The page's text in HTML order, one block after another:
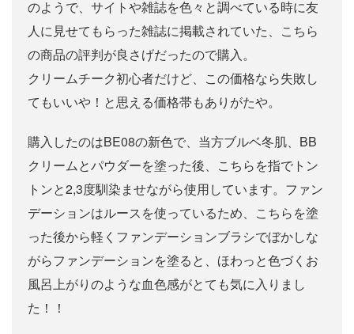
のようで、サイトや雑誌を色々と調べている時に友
人に見せてもらった雑誌に掲載されていた、こちら
の商品の評判が良さげだったので購入。
クリームチーク初心者だけど、この価格なら失敗し
てもいいや！と思える価格帯もありがたや。
購入したのはBE08の新色で、当方ブルベ冬肌、BB
クリームとパウダーを塗った後、こちらを指でトン
トンと2,3度馴染ませながら使用しています。ファン
デーションはルースを使っているため、こちらを塗
った後から軽くファンデーションブラシでぼかしな
がらファンデーションを塗ると、ほわっと色づくお
風呂上がりのような血色感がとても気に入りまし
た！！